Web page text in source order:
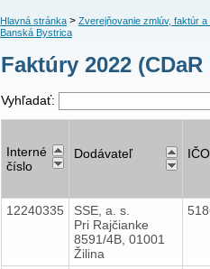
Hlavná stránka> Zverejňovanie zmlúv, faktúr a
Banská Bystrica
Faktúry 2022
Vyhľadať:
Interné
číslo
Dodávateľ IČO
12240335
SSE, a. s.
Pri Rajčianke
8591/4B, 01001
Žilina